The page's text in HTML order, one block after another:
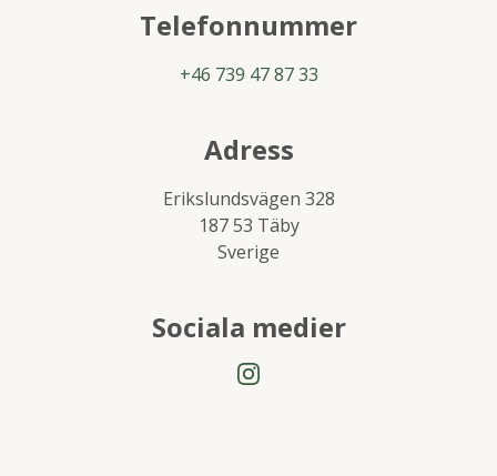
Telefonnummer
+46 739 47 87 33
Adress
Erikslundsvägen 328
187 53 Täby
Sverige
Sociala medier